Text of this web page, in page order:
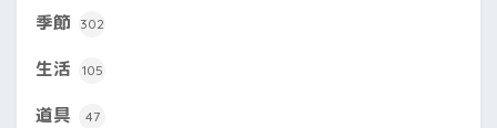
季節 302
生活 105
道具 47